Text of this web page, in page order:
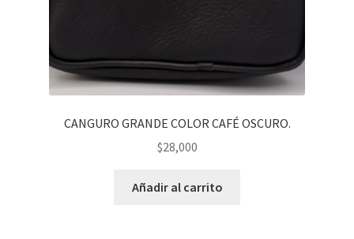
CANGURO GRANDE COLOR CAFÉ OSCURO.
$28,000
Añadir al carrito